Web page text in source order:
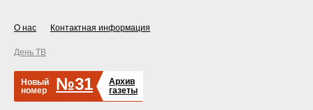
О нас Контактная информация
День ТВ
Новый
номер
№31
Архив
газеты